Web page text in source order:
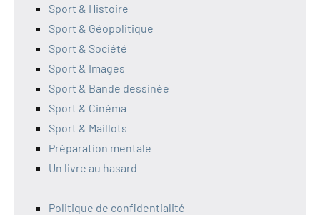
Sport & Histoire
Sport & Géopolitique
Sport & Société
Sport & Images
Sport & Bande dessinée
Sport & Cinéma
Sport & Maillots
Préparation mentale
Un livre au hasard
Politique de confidentialité